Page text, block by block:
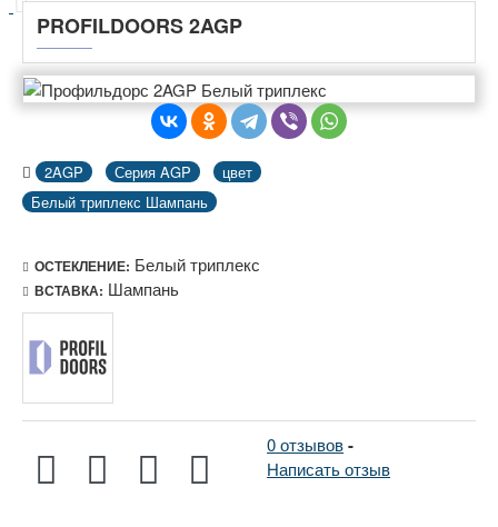
PROFILDOORS 2AGP
2AGP Серия AGP
цвет
Белый триплекс Шампань
ОСТЕКЛЕНИЕ: Белый триплекс
ВСТАВКА: Шампань
0 отзывов-
Написать отзыв